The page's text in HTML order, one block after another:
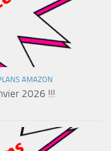
AMAZON
2026 !!!